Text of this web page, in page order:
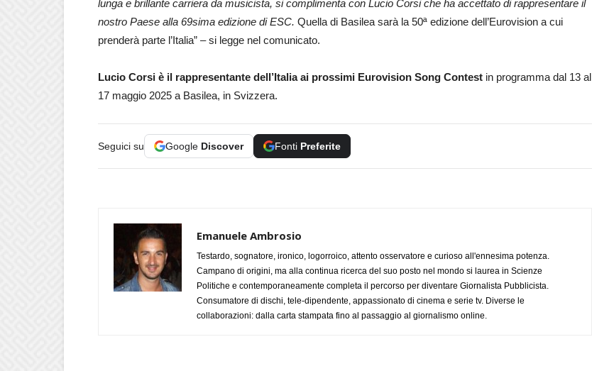
lunga e brillante carriera da musicista, si complimenta con Lucio Corsi che ha accettato di rappresentare il
nostro Paese alla 69sima edizione di ESC. Quella di Basilea sarà la 50ª edizione dell’Eurovision a cui
prenderà parte l’Italia” – si legge nel comunicato.
Lucio Corsi è il rappresentante dell’Italia ai prossimi Eurovision Song Contest in programma dal 13 al
17 maggio 2025 a Basilea, in Svizzera.
Seguici su Google Discover Fonti Preferite
Emanuele Ambrosio
Testardo, sognatore, ironico, logorroico, attento osservatore e curioso all'ennesima potenza.
Campano di origini, ma alla continua ricerca del suo posto nel mondo si laurea in Scienze
Politiche e contemporaneamente completa il percorso per diventare Giornalista Pubblicista.
Consumatore di dischi, tele-dipendente, appassionato di cinema e serie tv. Diverse le
collaborazioni: dalla carta stampata fino al passaggio al giornalismo online.